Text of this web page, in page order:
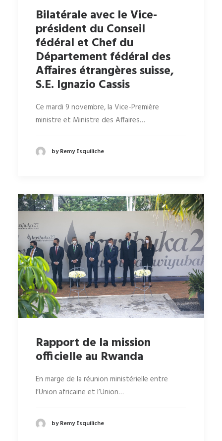
Bilatérale avec le Vice-
président du Conseil
fédéral et Chef du
Département fédéral des
Affaires étrangères suisse,
S.E. Ignazio Cassis
Ce mardi 9 novembre, la Vice-Première
ministre et Ministre des Affaires…
by Remy Esquiliche
Rapport de la mission
officielle au Rwanda
En marge de la réunion ministérielle entre
l’Union africaine et l’Union…
by Remy Esquiliche